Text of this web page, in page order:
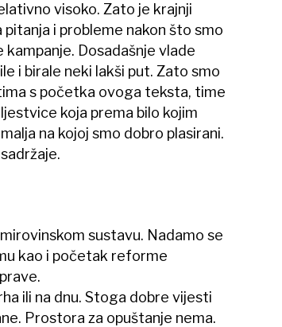
visoko. Zato je krajnji
i probleme nakon što smo
Dosadašnje vlade
i birale neki lakši put. Zato smo
s početka ovoga teksta, time
koja prema bilo kojim
na kojoj smo dobro plasirani.
sustavu. Nadamo se
kao i početak reforme
ili na dnu. Stoga dobre vijesti
Prostora za opuštanje nema.